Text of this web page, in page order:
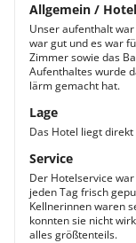
Allgemein / Hotel
Unser aufenthalt
war gut und es war
Zimmer sowie das
Aufenthaltes wurde
lärm gemacht hat.
Lage
Das Hotel liegt
Service
Der Hotelservice
jeden Tag frisch
Kellnerinnen waren
konnten sie nicht
alles größtenteils.